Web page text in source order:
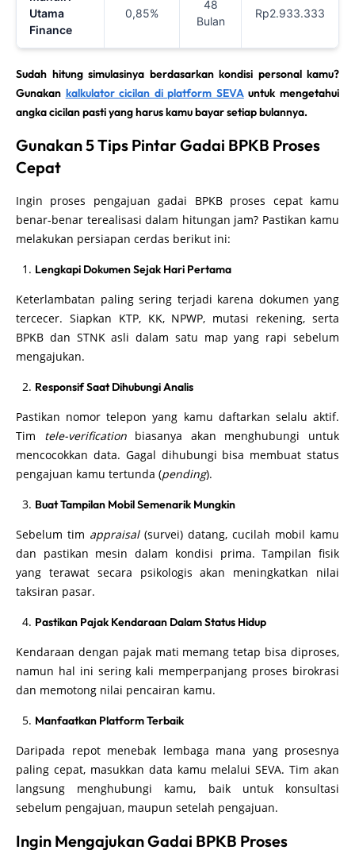
Utama
Finance
0,85%
48
Bulan
Rp2.933.333
Sudah hitung simulasinya berdasarkan kondisi personal kamu?
Gunakan kalkulator cicilan di platform SEVAuntuk mengetahui
angka cicilan pasti yang harus kamu bayar setiap bulannya.
Gunakan 5 Tips Pintar Gadai BPKB Proses
Cepat
Ingin proses pengajuan gadai BPKB proses cepat kamu
benar-benar terealisasi dalam hitungan jam? Pastikan kamu
melakukan persiapan cerdas berikut ini:
Lengkapi Dokumen Sejak Hari Pertama
Keterlambatan paling sering terjadi karena dokumen yang
tercecer. Siapkan KTP, KK, NPWP, mutasi rekening, serta
BPKB dan STNK asli dalam satu map yang rapi sebelum
mengajukan.
Responsif Saat Dihubungi Analis
Pastikan nomor telepon yang kamu daftarkan selalu aktif.
Tim tele-verificationbiasanya akan menghubungi untuk
mencocokkan data. Gagal dihubungi bisa membuat status
pengajuan kamu tertunda (pending).
Buat Tampilan Mobil Semenarik Mungkin
Sebelum tim appraisal(survei) datang, cucilah mobil kamu
dan pastikan mesin dalam kondisi prima. Tampilan fisik
yang terawat secara psikologis akan meningkatkan nilai
taksiran pasar.
Pastikan Pajak Kendaraan Dalam Status Hidup
Kendaraan dengan pajak mati memang tetap bisa diproses,
namun hal ini sering kali memperpanjang proses birokrasi
dan memotong nilai pencairan kamu.
Manfaatkan Platform Terbaik
Daripada repot menebak lembaga mana yang prosesnya
paling cepat, masukkan data kamu melalui SEVA. Tim akan
langsung menghubungi kamu, baik untuk konsultasi
sebelum pengajuan, maupun setelah pengajuan.
Ingin Mengajukan Gadai BPKB Proses